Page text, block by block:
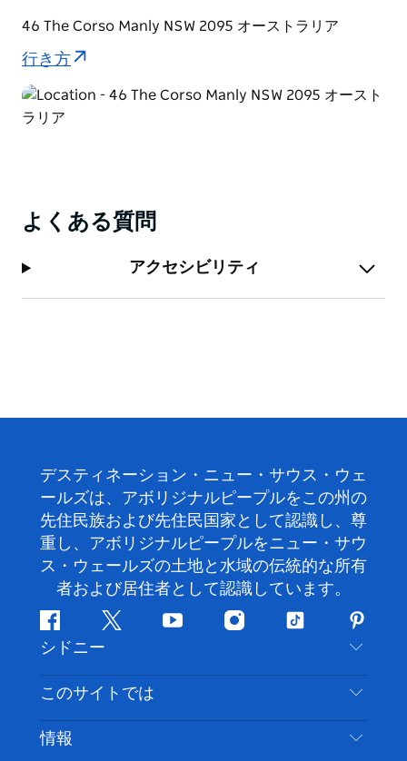
46 The Corso Manly NSW 2095 オーストラリア
行き方
よくある質問
アクセシビリティ
デスティネーション・ニュー・サウス・ウェ
ールズは、アボリジナルピープルをこの州の
先住民族および先住民国家として認識し、尊
重し、アボリジナルピープルをニュー・サウ
ス・ウェールズの土地と水域の伝統的な所有
者および居住者として認識しています。
フ
ェ
イ
ス
ブ
ッ
ツ
ッ
タ
ー
ユ
チ
ー
イ
ス
グ
テ
ッ
ト
ピ
ン
タ
レ
ス
ト
シドニー
お問い合わせ
免責事項
このサイトでは
目的地
情報